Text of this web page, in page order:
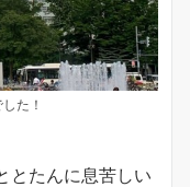
た！
とたんに息苦しい